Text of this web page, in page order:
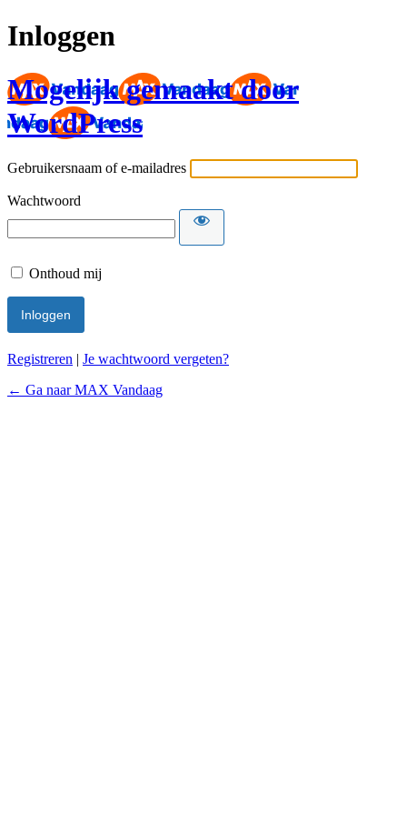
Inloggen
Mogelijk gemaakt door
WordPress
Gebruikersnaam of e-mailadres
Wachtwoord
Onthoud mij
Registreren | Je wachtwoord vergeten?
← Ga naar MAX Vandaag